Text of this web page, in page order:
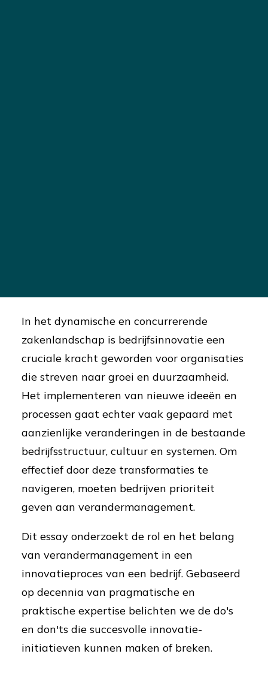
In het dynamische en concurrerende
zakenlandschap is bedrijfsinnovatie een
cruciale kracht geworden voor organisaties
die streven naar groei en duurzaamheid.
Het implementeren van nieuwe ideeën en
processen gaat echter vaak gepaard met
aanzienlijke veranderingen in de bestaande
bedrijfsstructuur, cultuur en systemen. Om
effectief door deze transformaties te
navigeren, moeten bedrijven prioriteit
geven aan verandermanagement.
Dit essay onderzoekt de rol en het belang
van verandermanagement in een
innovatieproces van een bedrijf. Gebaseerd
op decennia van pragmatische en
praktische expertise belichten we de do's
en don'ts die succesvolle innovatie-
initiatieven kunnen maken of breken.